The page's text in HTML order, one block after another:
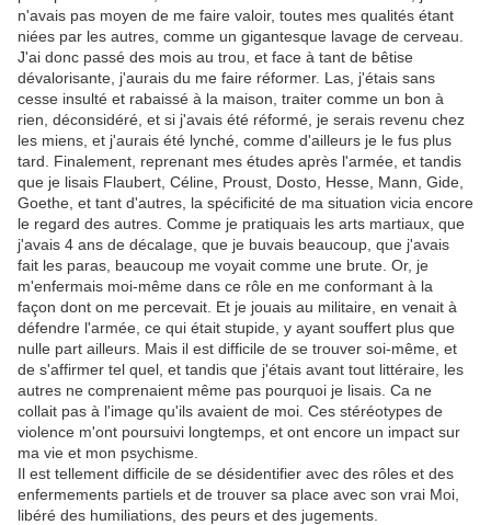
n'avais pas moyen de me faire valoir, toutes mes qualités étant
niées par les autres, comme un gigantesque lavage de cerveau.
J'ai donc passé des mois au trou, et face à tant de bêtise
dévalorisante, j'aurais du me faire réformer. Las, j'étais sans
cesse insulté et rabaissé à la maison, traiter comme un bon à
rien, déconsidéré, et si j'avais été réformé, je serais revenu chez
les miens, et j'aurais été lynché, comme d'ailleurs je le fus plus
tard. Finalement, reprenant mes études après l'armée, et tandis
que je lisais Flaubert, Céline, Proust, Dosto, Hesse, Mann, Gide,
Goethe, et tant d'autres, la spécificité de ma situation vicia encore
le regard des autres. Comme je pratiquais les arts martiaux, que
j'avais 4 ans de décalage, que je buvais beaucoup, que j'avais
fait les paras, beaucoup me voyait comme une brute. Or, je
m'enfermais moi-même dans ce rôle en me conformant à la
façon dont on me percevait. Et je jouais au militaire, en venait à
défendre l'armée, ce qui était stupide, y ayant souffert plus que
nulle part ailleurs. Mais il est difficile de se trouver soi-même, et
de s'affirmer tel quel, et tandis que j'étais avant tout littéraire, les
autres ne comprenaient même pas pourquoi je lisais. Ca ne
collait pas à l'image qu'ils avaient de moi. Ces stéréotypes de
violence m'ont poursuivi longtemps, et ont encore un impact sur
ma vie et mon psychisme.
Il est tellement difficile de se désidentifier avec des rôles et des
enfermements partiels et de trouver sa place avec son vrai Moi,
libéré des humiliations, des peurs et des jugements.